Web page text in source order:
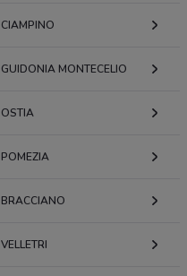
CIAMPINO
GUIDONIA MONTECELIO
OSTIA
POMEZIA
BRACCIANO
VELLETRI